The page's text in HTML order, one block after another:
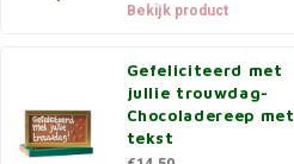
Bekijk product
Gefeliciteerd met
jullie trouwdag-
Chocoladereep met
tekst